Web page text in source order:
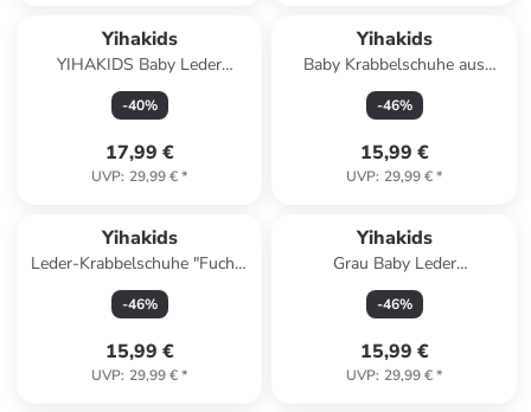
Yihakids
YIHAKIDS Baby Leder
Lauflernschuhe Weiche
Lederpuschen Rutschfest
-40%
17,99 €
UVP: 29,99 €*
Yihakids
Baby Krabbelschuhe aus
Leder, weiche Lauflernschuhe
mit rutschfester Sohle
-46%
15,99 €
UVP: 29,99 €*
Yihakids
Leder-Krabbelschuhe "Fuchs"
in Weiß
-46%
15,99 €
UVP: 29,99 €*
Yihakids
Grau Baby Leder
Krabbelschuhe, mit
rutschfester Sohle – Panda-
-46%
15,99 €
UVP: 29,99 €*